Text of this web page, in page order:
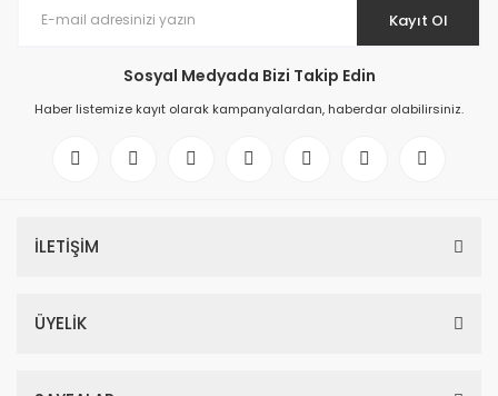
Kayıt Ol
Sosyal Medyada Bizi Takip Edin
Haber listemize kayıt olarak kampanyalardan, haberdar olabilirsiniz.
İLETİŞİM
ÜYELİK